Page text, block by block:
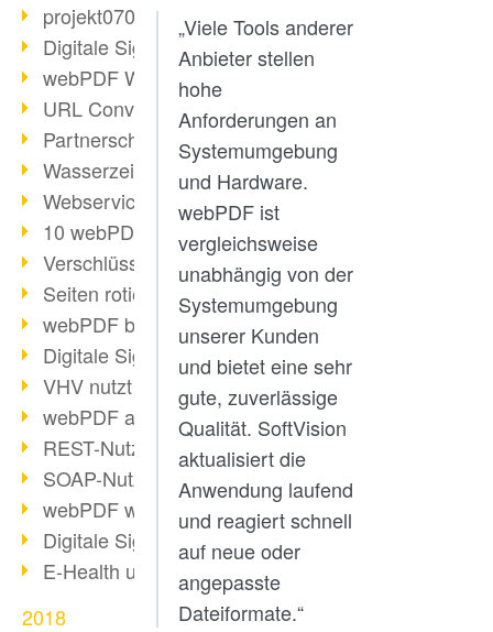
projekt0708 & webPDF
Digitale Signaturen - Teil 3
webPDF Webservices Signature
URL Converter mit wsclient
Partnerschaft mit d.vinci
Wasserzeichen per wsclient
Webservice via Ant-Task Bibliothek
10 webPDF Vorteile für Entwickler
Verschlüsselung mit wsclient
Seiten rotieren mit wsclient
webPDF bei Würth Finance
Digitale Signaturen - Teil 2
VHV nutzt webPDF Preview
webPDF als Docker-Container
REST-Nutzung mit webPDF wsclient
SOAP-Nutzung mit webPDF wsclient
webPDF wsclient für Java
Digitale Signaturen - Teil 1
E-Health und Digitalisierung
2018
„Viele Tools anderer
Anbieter stellen
hohe
Anforderungen an
Systemumgebung
und Hardware.
webPDF ist
vergleichsweise
unabhängig von der
Systemumgebung
unserer Kunden
und bietet eine sehr
gute, zuverlässige
Qualität. SoftVision
aktualisiert die
Anwendung laufend
und reagiert schnell
auf neue oder
angepasste
Dateiformate.“